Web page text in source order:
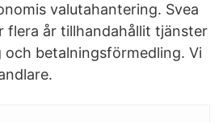
valutahantering. Svea
flera år tillhandahållit tjänster
och betalningsförmedling. Vi